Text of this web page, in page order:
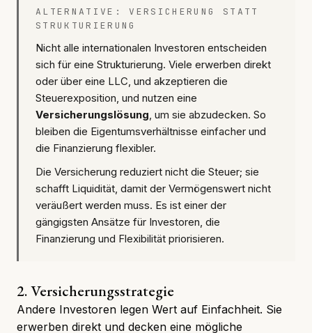
ALTERNATIVE: VERSICHERUNG STATT
STRUKTURIERUNG
Nicht alle internationalen Investoren entscheiden
sich für eine Strukturierung. Viele erwerben direkt
oder über eine LLC, und akzeptieren die
Steuerexposition, und nutzen eine
Versicherungslösung, um sie abzudecken. So
bleiben die Eigentumsverhältnisse einfacher und
die Finanzierung flexibler.
Die Versicherung reduziert nicht die Steuer; sie
schafft Liquidität, damit der Vermögenswert nicht
veräußert werden muss. Es ist einer der
gängigsten Ansätze für Investoren, die
Finanzierung und Flexibilität priorisieren.
2. Versicherungsstrategie
Andere Investoren legen Wert auf Einfachheit. Sie
erwerben direkt und decken eine mögliche